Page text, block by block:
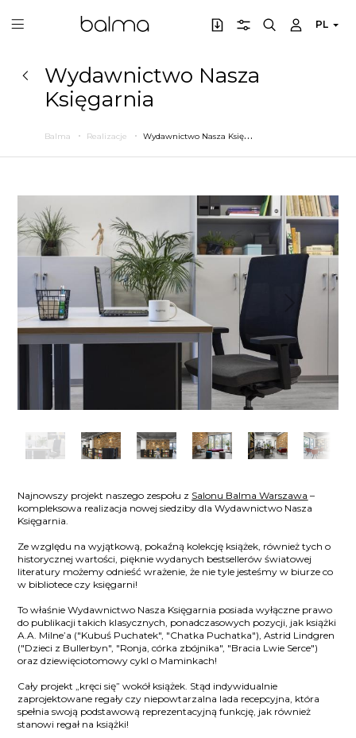
PL
Wydawnictwo Nasza
Księgarnia
Balma Realizacje W
ydawnictwo Nasza Księgarnia
Poprzedni Następny
Najnowszy projekt naszego zespołu z Salonu Balma Warszawa –
kompleksowa realizacja nowej siedziby dla Wydawnictwo Nasza
Księgarnia.
Ze względu na wyjątkową, pokaźną kolekcję książek, również tych o
historycznej wartości, pięknie wydanych bestsellerów światowej
literatury możemy odnieść wrażenie, że nie tyle jesteśmy w biurze co
w bibliotece czy księgarni!
To właśnie Wydawnictwo Nasza Księgarnia posiada wyłączne prawo
do publikacji takich klasycznych, ponadczasowych pozycji, jak książki
A.A. Milne’a ("Kubuś Puchatek", "Chatka Puchatka"), Astrid Lindgren
("Dzieci z Bullerbyn", "Ronja, córka zbójnika", "Bracia Lwie Serce")
oraz dziewięciotomowy cykl o Maminkach!
Cały projekt „kręci się” wokół książek. Stąd indywidualnie
zaprojektowane regały czy niepowtarzalna lada recepcyjna, która
spełnia swoją podstawową reprezentacyjną funkcję, jak również
stanowi regał na książki!